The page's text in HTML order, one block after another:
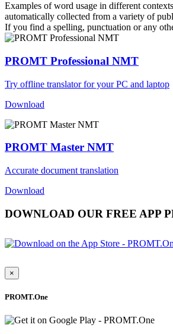
Examples of word usage in different
automatically collected from a variety of
If you find a spelling, punctuation or any
PROMT Professional NMT
Try offline translator for your PC and laptop
Download
PROMT Master NMT
Accurate document translation
Download
DOWNLOAD OUR FREE APP
×
PROMT.One